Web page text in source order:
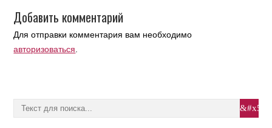
Добавить комментарий
Для отправки комментария вам необходимо
авторизоваться